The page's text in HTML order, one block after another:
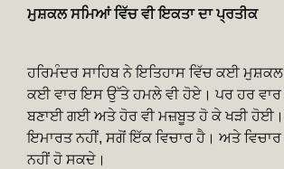
ਮੁਸ਼ਕਲ ਸਮਿਆਂ ਵਿੱਚ ਵੀ ਇਕਤਾ ਦਾ ਪ੍ਰਤੀਕ
ਹਰਿਮੰਦਰ ਸਾਹਿਬ ਨੇ ਇਤਿਹਾਸ ਵਿੱਚ ਕਈ
ਕਈ ਵਾਰ ਇਸ ਉੱਤੇ ਹਮਲੇ ਵੀ ਹੋਏ। ਪਰ ਹਰ ਵਾਰ
ਬਣਾਈ ਗਈ ਅਤੇ ਹੋਰ ਵੀ ਮਜ਼ਬੂਤ ਹੋ ਕੇ ਖੜੀ
ਇਮਾਰਤ ਨਹੀਂ, ਸਗੋਂ ਇੱਕ ਵਿਚਾਰ ਹੈ। ਅਤੇ
ਨਹੀਂ ਹੋ ਸਕਦੇ।